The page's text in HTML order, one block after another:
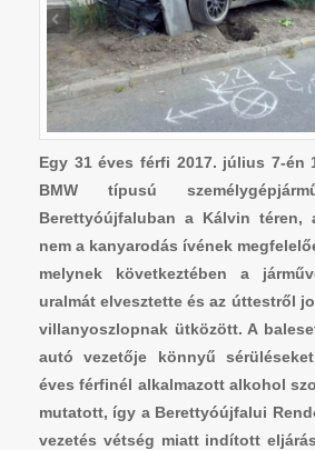
Egy 31 éves férfi 2017. július 7-én
BMW típusú
Berettyóújfaluban a Kálvin téren,
nem a kanyarodás ívének
melynek következtében a
uralmát elvesztette és az úttestről
villanyoszlopnak ütközött. A
autó vezetője könnyű
éves férfinél alkalmazott alkohol
mutatott, így a Berettyóújfalui
vezetés vétség miatt indított